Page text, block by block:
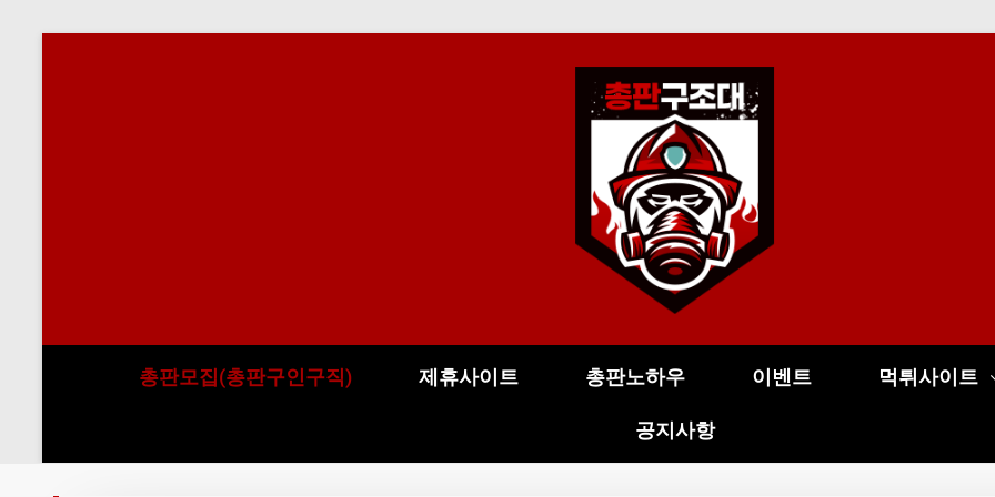
총판모집(총판구인구직) 제휴사이트 총판노하우 이벤트 먹튀사이트
공지사항